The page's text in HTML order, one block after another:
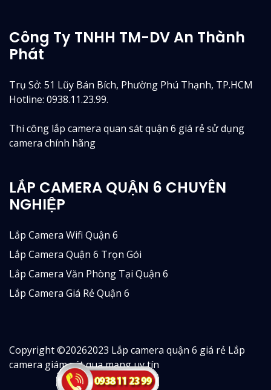
Công Ty TNHH TM-DV An Thành
Phát
Trụ Sở: 51 Lũy Bán Bích, Phường Phú Thạnh, TP.HCM
Hotline: 0938.11.23.99.
Thi công lắp camera quan sát quận 6 giá rẻ sử dụng
camera chính hãng
LẮP CAMERA QUẬN 6 CHUYÊN
NGHIỆP
Lắp Camera Wifi Quận 6
Lắp Camera Quận 6 Trọn Gói
Lắp Camera Văn Phòng Tại Quận 6
Lắp Camera Giá Rẻ Quận 6
Copyright ©20262023 Lắp camera quận 6 giá rẻ Lắp
camera giám sát qua mạng uy tín